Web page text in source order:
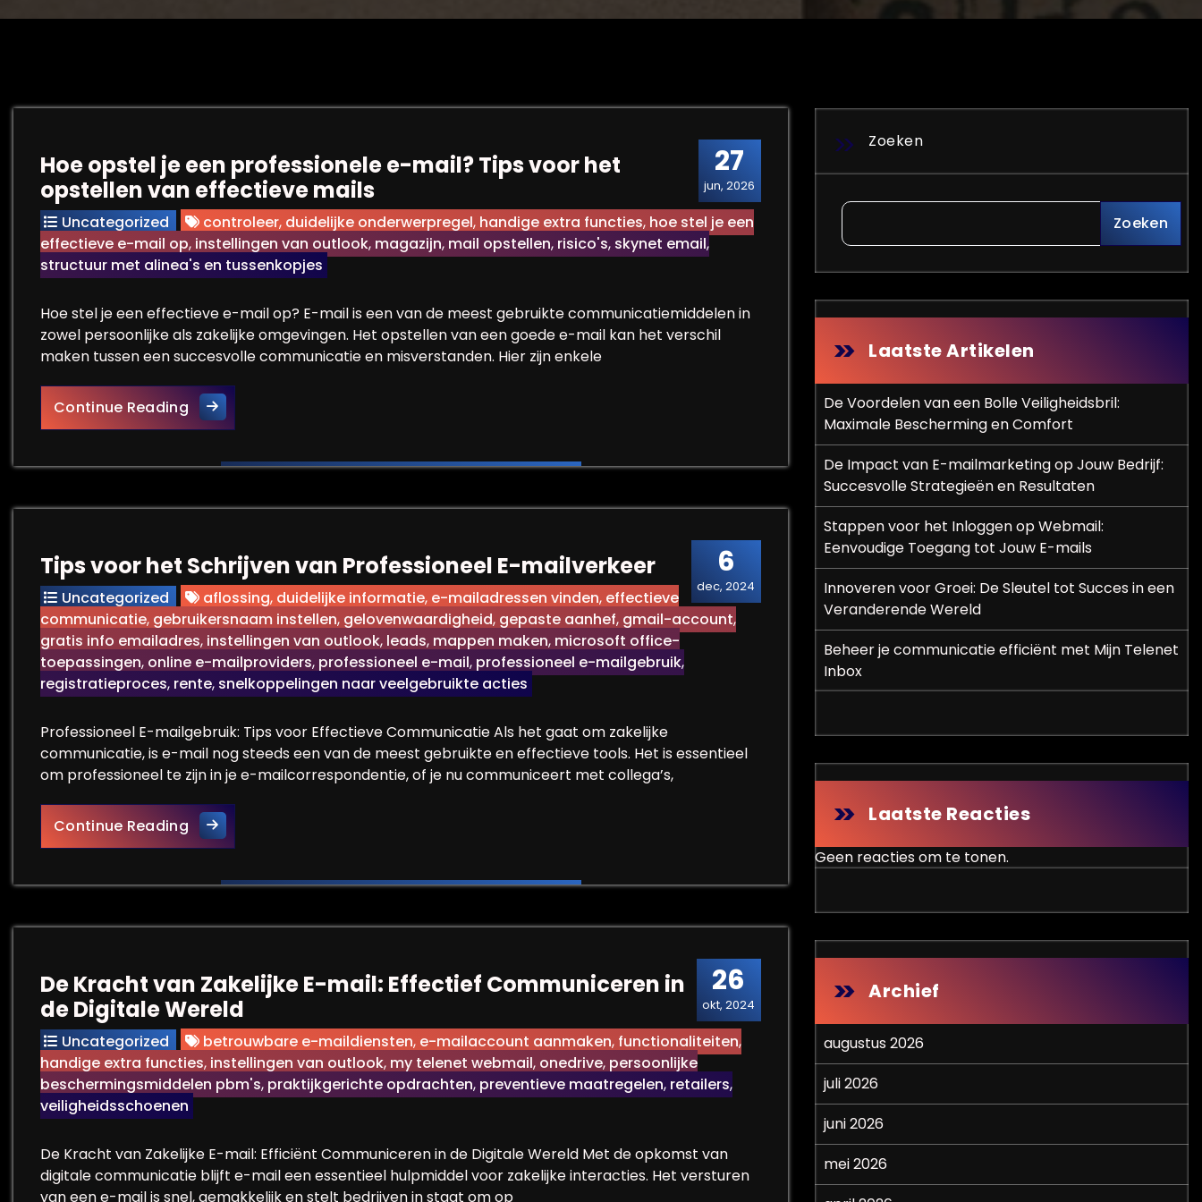
27
jun, 2026
Hoe opstel je een professionele e-mail? Tips voor het
opstellen van effectieve mails
Uncategorized controleer, duidelijke onderwerpregel, handige extra functies, hoe stel je een
effectieve e-mail op, instellingen van outlook, magazijn, mail opstellen, risico's, skynet email,
structuur met alinea's en tussenkopjes
Hoe stel je een effectieve e-mail op? E-mail is een van de meest gebruikte communicatiemiddelen in
zowel persoonlijke als zakelijke omgevingen. Het opstellen van een goede e-mail kan het verschil
maken tussen een succesvolle communicatie en misverstanden. Hier zijn enkele
Continue ReadingHoe opstel je een professionele e-mail? Tips voor het opstellen van effectieve mails
6
dec, 2024
Tips voor het Schrijven van Professioneel E-mailverkeer
Uncategorized aflossing, duidelijke informatie, e-mailadressen vinden, effectieve
communicatie, gebruikersnaam instellen, gelovenwaardigheid, gepaste aanhef, gmail-account,
gratis info emailadres, instellingen van outlook, leads, mappen maken, microsoft office-
toepassingen, online e-mailproviders, professioneel e-mail, professioneel e-mailgebruik,
registratieproces, rente, snelkoppelingen naar veelgebruikte acties
Professioneel E-mailgebruik: Tips voor Effectieve Communicatie Als het gaat om zakelijke
communicatie, is e-mail nog steeds een van de meest gebruikte en effectieve tools. Het is essentieel
om professioneel te zijn in je e-mailcorrespondentie, of je nu communiceert met collega’s,
Continue ReadingTips voor het Schrijven van Professioneel E-mailverkeer
26
okt, 2024
De Kracht van Zakelijke E-mail: Effectief Communiceren in
de Digitale Wereld
Uncategorized betrouwbare e-maildiensten, e-mailaccount aanmaken, functionaliteiten,
handige extra functies, instellingen van outlook, my telenet webmail, onedrive, persoonlijke
beschermingsmiddelen pbm's, praktijkgerichte opdrachten, preventieve maatregelen, retailers,
veiligheidsschoenen
De Kracht van Zakelijke E-mail: Efficiënt Communiceren in de Digitale Wereld Met de opkomst van
digitale communicatie blijft e-mail een essentieel hulpmiddel voor zakelijke interacties. Het versturen
van een e-mail is snel, gemakkelijk en stelt bedrijven in staat om op
Zoeken
Zoeken
Laatste Artikelen
De Voordelen van een Bolle Veiligheidsbril:
Maximale Bescherming en Comfort
De Impact van E-mailmarketing op Jouw Bedrijf:
Succesvolle Strategieën en Resultaten
Stappen voor het Inloggen op Webmail:
Eenvoudige Toegang tot Jouw E-mails
Innoveren voor Groei: De Sleutel tot Succes in een
Veranderende Wereld
Beheer je communicatie efficiënt met Mijn Telenet
Inbox
Laatste Reacties
Geen reacties om te tonen.
Archief
augustus 2026
juli 2026
juni 2026
mei 2026